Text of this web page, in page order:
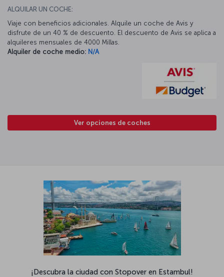
ALQUILAR UN COCHE:
Viaje con beneficios adicionales. Alquile un coche de Avis y
disfrute de un 40 % de descuento. El descuento de Avis se aplica a
alquileres mensuales de 4000 Millas.
Alquiler de coche medio: N/A
Ver opciones de coches
¡Descubra la ciudad con Stopover en Estambul!